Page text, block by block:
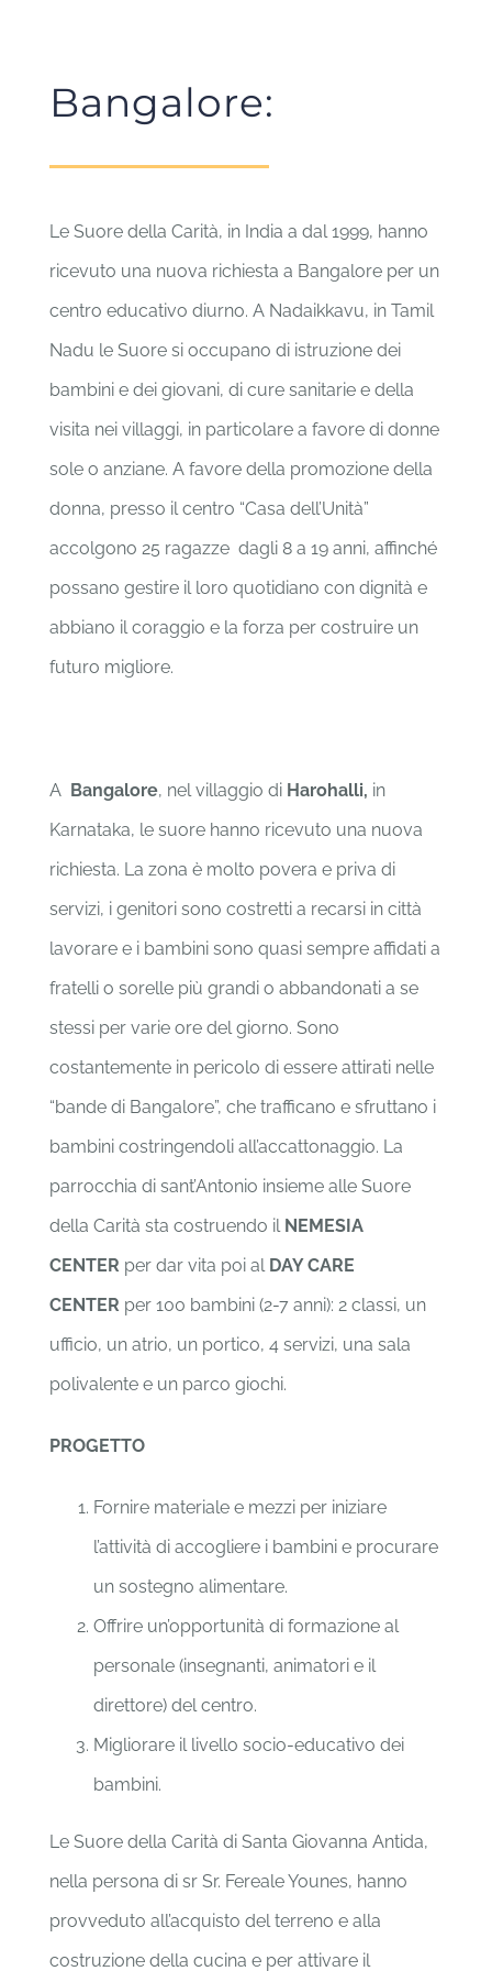
Bangalore:
Le Suore della Carità, in India a dal 1999, hanno
ricevuto una nuova richiesta a Bangalore per un
centro educativo diurno. A Nadaikkavu, in Tamil
Nadu le Suore si occupano di istruzione dei
bambini e dei giovani, di cure sanitarie e della
visita nei villaggi, in particolare a favore di donne
sole o anziane. A favore della promozione della
donna, presso il centro “Casa dell’Unità”
accolgono 25 ragazze dagli 8 a 19 anni, affinché
possano gestire il loro quotidiano con dignità e
abbiano il coraggio e la forza per costruire un
futuro migliore.
A Bangalore, nel villaggio di Harohalli, in
Karnataka, le suore hanno ricevuto una nuova
richiesta. La zona è molto povera e priva di
servizi, i genitori sono costretti a recarsi in città
lavorare e i bambini sono quasi sempre affidati a
fratelli o sorelle più grandi o abbandonati a se
stessi per varie ore del giorno. Sono
costantemente in pericolo di essere attirati nelle
“bande di Bangalore”, che trafficano e sfruttano i
bambini costringendoli all’accattonaggio. La
parrocchia di sant’Antonio insieme alle Suore
della Carità sta costruendo il NEMESIA
CENTER per dar vita poi al DAY CARE
CENTER per 100 bambini (2-7 anni): 2 classi, un
ufficio, un atrio, un portico, 4 servizi, una sala
polivalente e un parco giochi.
PROGETTO
Fornire materiale e mezzi per iniziare
l’attività di accogliere i bambini e procurare
un sostegno alimentare.
Offrire un’opportunità di formazione al
personale (insegnanti, animatori e il
direttore) del centro.
Migliorare il livello socio-educativo dei
bambini.
Le Suore della Carità di Santa Giovanna Antida,
nella persona di sr Sr. Fereale Younes, hanno
provveduto all’acquisto del terreno e alla
costruzione della cucina e per attivare il